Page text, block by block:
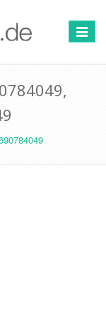
Toggle